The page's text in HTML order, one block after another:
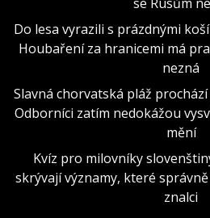
Do lesa vyrazili s prázdnými
Houbaření za hranicemi má
nezná
Slavná chorvatská pláž
Odborníci zatím nedokážou
mění
Kvíz pro milovníky
skrývají významy, které
znalci